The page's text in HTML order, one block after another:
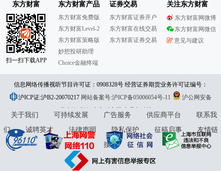
东方财富
扫一扫下载APP
东方财富产品
东方财富免费版
东方财富Level-2
东方财富策略版
妙想投研助理
Choice金融终端
证券交易
东方财富证券开户
东方财富在线交易
东方财富证券交易
关注东方财富
东方财富网微博
东方财富网微信
意见与建议
信息网络传播视听节目许可证：0908328号 经营证券期货业务许可证编号：
913101046312860336 违法和不良信息举报:021-61278686 举报邮箱：
jubao@eastmoney.com
沪ICP证:沪B2-20070217 网站备案号:沪ICP备05006054号-11
沪公网安备
31010402000120号版权所有:东方财富网意见与建议:4000300059/952500
关于我们 可持续发展 广告服务 供应商平台
联系我
们
诚聘英才 法律声明 隐私保护 征稿启事
友情链
接